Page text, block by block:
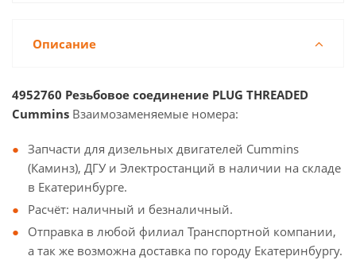
Описание
4952760 Резьбовое соединение PLUG THREADED
Cummins Взаимозаменяемые номера:
Запчасти для дизельных двигателей Cummins
(Каминз), ДГУ и Электростанций в наличии на складе
в Екатеринбурге.
Расчёт: наличный и безналичный.
Отправка в любой филиал Транспортной компании,
а так же возможна доставка по городу Екатеринбургу.